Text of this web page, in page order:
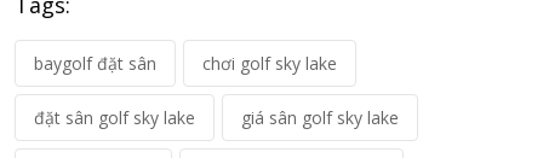
baygolf đặt sân chơi golf sky lake
đặt sân golf sky lake giá sân golf sky lake